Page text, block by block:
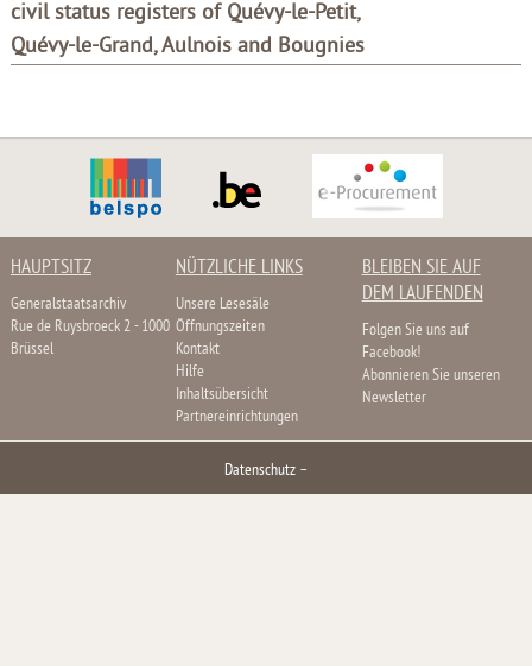
civil status registers of Quévy-le-Petit,
Quévy-le-Grand, Aulnois and Bougnies
HAUPTSITZ
Generalstaatsarchiv
Rue de Ruysbroeck 2 - 1000
Brüssel
NÜTZLICHE LINKS
Unsere Lesesäle
Öffnungszeiten
Kontakt
Hilfe
Inhaltsübersicht
Partnereinrichtungen
BLEIBEN SIE AUF
DEM LAUFENDEN
Folgen Sie uns auf
Facebook!
Abonnieren Sie unseren
Newsletter
Datenschutz –